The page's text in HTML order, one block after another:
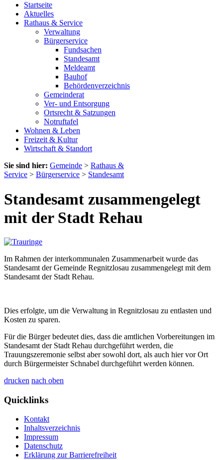
Startseite
Aktuelles
Rathaus & Service
Verwaltung
Bürgerservice
Fundsachen
Standesamt
Meldeamt
Bauhof
Behördenverzeichnis
Gemeinderat
Ver- und Entsorgung
Ortsrecht & Satzungen
Notruftafel
Wohnen & Leben
Freizeit & Kultur
Wirtschaft & Standort
Sie sind hier: Gemeinde > Rathaus &
Service > Bürgerservice > Standesamt
Standesamt zusammengelegt
mit der Stadt Rehau
Im Rahmen der interkommunalen Zusammenarbeit wurde das
Standesamt der Gemeinde Regnitzlosau zusammengelegt mit dem
Standesamt der Stadt Rehau.
Dies erfolgte, um die Verwaltung in Regnitzlosau zu entlasten und
Kosten zu sparen.
Für die Bürger bedeutet dies, dass die amtlichen Vorbereitungen im
Standesamt der Stadt Rehau durchgeführt werden, die
Trauungszeremonie selbst aber sowohl dort, als auch hier vor Ort
durch Bürgermeister Schnabel durchgeführt werden können.
drucken nach oben
Quicklinks
Kontakt
Inhaltsverzeichnis
Impressum
Datenschutz
Erklärung zur Barrierefreiheit